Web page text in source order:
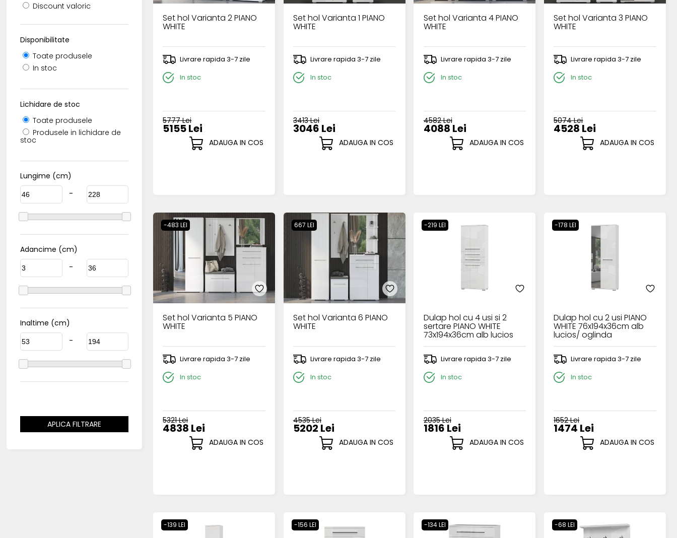
Discount valoric
Disponibilitate
Toate produsele
In stoc
Lichidare de stoc
Toate produsele
Produsele in lichidare de
stoc
Lungime (cm)
-
Adancime (cm)
-
Inaltime (cm)
-
APLICA FILTRARE
Set hol Varianta 2 PIANO
WHITE
Livrare rapida 3-7 zile
In stoc
5777 Lei
5155 Lei
ADAUGA IN COS
Set hol Varianta 1 PIANO
WHITE
Livrare rapida 3-7 zile
In stoc
3413 Lei
3046 Lei
ADAUGA IN COS
Set hol Varianta 4 PIANO
WHITE
Livrare rapida 3-7 zile
In stoc
4582 Lei
4088 Lei
ADAUGA IN COS
Set hol Varianta 3 PIANO
WHITE
Livrare rapida 3-7 zile
In stoc
5074 Lei
4528 Lei
ADAUGA IN COS
-483 LEI
Set hol Varianta 5 PIANO
WHITE
Livrare rapida 3-7 zile
In stoc
5321 Lei
4838 Lei
ADAUGA IN COS
667 LEI
Set hol Varianta 6 PIANO
WHITE
Livrare rapida 3-7 zile
In stoc
4535 Lei
5202 Lei
ADAUGA IN COS
-219 LEI
Dulap hol cu 4 usi si 2
sertare PIANO WHITE
73x194x36cm alb lucios
Livrare rapida 3-7 zile
In stoc
2035 Lei
1816 Lei
ADAUGA IN COS
-178 LEI
Dulap hol cu 2 usi PIANO
WHITE 76x194x36cm alb
lucios/ oglinda
Livrare rapida 3-7 zile
In stoc
1652 Lei
1474 Lei
ADAUGA IN COS
-139 LEI -156 LEI -134 LEI -68 LEI